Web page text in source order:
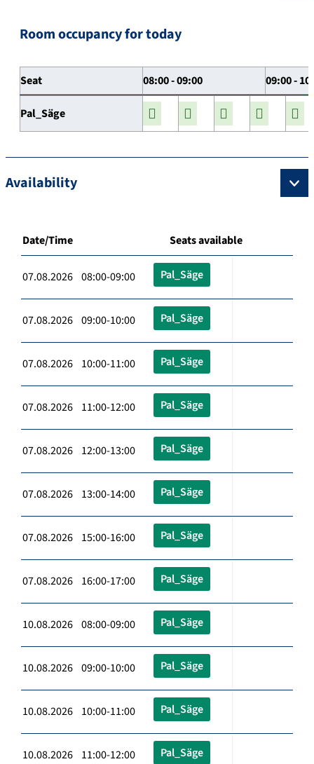
Room occupancy for today
Seat 08:00 - 09:00 09:00 -
Pal_Säge
Availability
Date/Time Seats available
07.08.2026 08:00-09:00 Pal_Säge
07.08.2026 09:00-10:00 Pal_Säge
07.08.2026 10:00-11:00 Pal_Säge
07.08.2026 11:00-12:00 Pal_Säge
07.08.2026 12:00-13:00 Pal_Säge
07.08.2026 13:00-14:00 Pal_Säge
07.08.2026 15:00-16:00 Pal_Säge
07.08.2026 16:00-17:00 Pal_Säge
10.08.2026 08:00-09:00 Pal_Säge
10.08.2026 09:00-10:00 Pal_Säge
10.08.2026 10:00-11:00 Pal_Säge
10.08.2026 11:00-12:00 Pal_Säge